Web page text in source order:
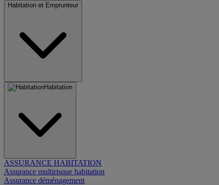
Habitation et Emprunteur
Habitation
ASSURANCE HABITATION
Assurance multirisque habitation
Assurance déménagement